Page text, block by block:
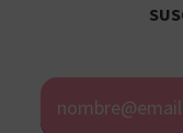
Alternative: